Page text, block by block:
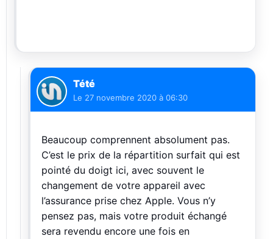
Tété
Le 27 novembre 2020 à 06:30
Beaucoup comprennent absolument pas.
C’est le prix de la répartition surfait qui est
pointé du doigt ici, avec souvent le
changement de votre appareil avec
l’assurance prise chez Apple. Vous n’y
pensez pas, mais votre produit échangé
sera revendu encore une fois en